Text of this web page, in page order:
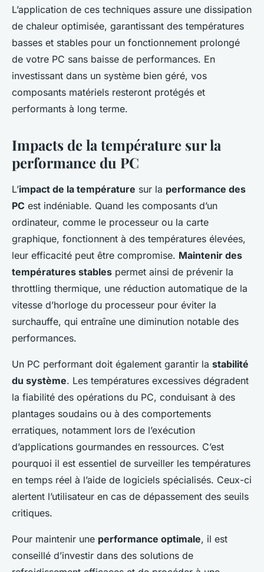
L’application de ces techniques assure une dissipation
de chaleur optimisée, garantissant des températures
basses et stables pour un fonctionnement prolongé
de votre PC sans baisse de performances. En
investissant dans un système bien géré, vos
composants matériels resteront protégés et
performants à long terme.
Impacts de la température sur la
performance du PC
L’impact de la température sur la performance des
PC est indéniable. Quand les composants d’un
ordinateur, comme le processeur ou la carte
graphique, fonctionnent à des températures élevées,
leur efficacité peut être compromise. Maintenir des
températures stables permet ainsi de prévenir la
throttling thermique, une réduction automatique de la
vitesse d’horloge du processeur pour éviter la
surchauffe, qui entraîne une diminution notable des
performances.
Un PC performant doit également garantir la stabilité
du système. Les températures excessives dégradent
la fiabilité des opérations du PC, conduisant à des
plantages soudains ou à des comportements
erratiques, notamment lors de l’exécution
d’applications gourmandes en ressources. C’est
pourquoi il est essentiel de surveiller les températures
en temps réel à l’aide de logiciels spécialisés. Ceux-ci
alertent l’utilisateur en cas de dépassement des seuils
critiques.
Pour maintenir une performance optimale, il est
conseillé d’investir dans des solutions de